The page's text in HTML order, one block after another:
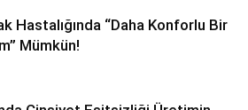
Hastalığında “Daha Konforlu Bir
Mümkün!